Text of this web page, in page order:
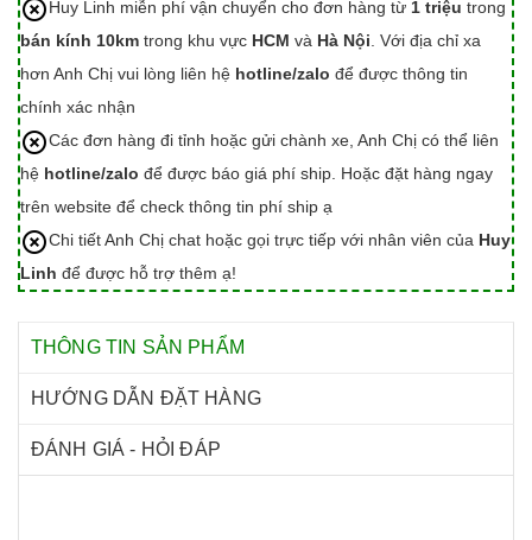
Huy Linh miễn phí vận chuyển cho đơn hàng từ 1 triệu trong
bán kính 10km trong khu vực HCM và Hà Nội. Với địa chỉ xa
hơn Anh Chị vui lòng liên hệ hotline/zalo để được thông tin
chính xác nhận
Các đơn hàng đi tỉnh hoặc gửi chành xe, Anh Chị có thể liên
hệ hotline/zalo để được báo giá phí ship. Hoặc đặt hàng ngay
trên website để check thông tin phí ship ạ
Chi tiết Anh Chị chat hoặc gọi trực tiếp với nhân viên của Huy
Linh để được hỗ trợ thêm ạ!
THÔNG TIN SẢN PHẨM
HƯỚNG DẪN ĐẶT HÀNG
ĐÁNH GIÁ - HỎI ĐÁP